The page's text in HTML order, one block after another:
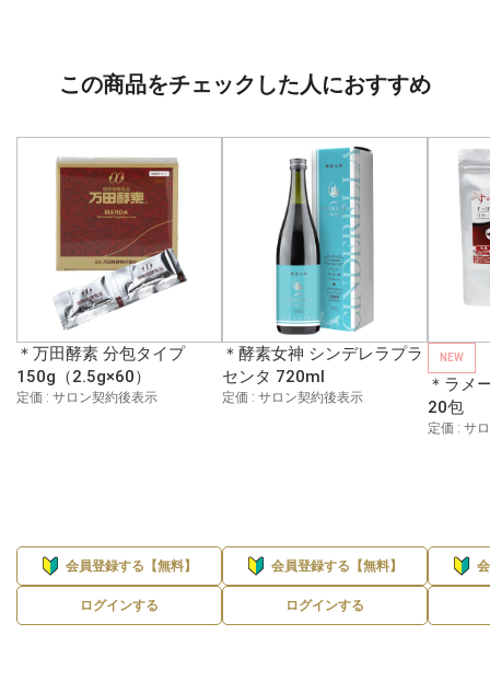
この商品をチェックした人におすすめ
＊万田酵素 分包タイプ
150g（2.5g×60）
定価 : サロン契約後表示
会員登録する【無料】
ログインする
＊酵素女神 シンデレラプラ
センタ 720ml
定価 : サロン契約後表示
会員登録する【無料】
ログインする
NEW
＊ラメ
20包
定価 : サ